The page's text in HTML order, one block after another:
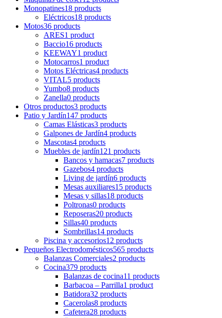
Monopatines18 products
Eléctricos18 products
Motos36 products
ARES1 product
Baccio16 products
KEEWAY1 product
Motocarros1 product
Motos Eléctricas4 products
VITAL5 products
Yumbo8 products
Zanella0 products
Otros productos3 products
Patio y Jardín147 products
Camas Elásticas3 products
Galpones de Jardín4 products
Mascotas4 products
Muebles de jardín121 products
Bancos y hamacas7 products
Gazebos4 products
Living de jardín6 products
Mesas auxiliares15 products
Mesas y sillas18 products
Poltronas0 products
Reposeras20 products
Sillas40 products
Sombrillas14 products
Piscina y accesorios12 products
Pequeños Electrodomésticos565 products
Balanzas Comerciales2 products
Cocina379 products
Balanzas de cocina11 products
Barbacoa – Parrilla1 product
Batidora32 products
Cacerolas8 products
Cafetera28 products